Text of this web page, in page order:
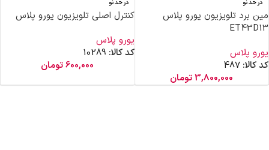
در حد نو
مین برد تلویزیون یورو پلاس
ET43D13
یورو پلاس
کد کالا: 487
3,800,000تومان
در حد نو
کنترل اصلی تلویزیون یورو پلاس
یورو پلاس
کد کالا: 10289
600,000تومان